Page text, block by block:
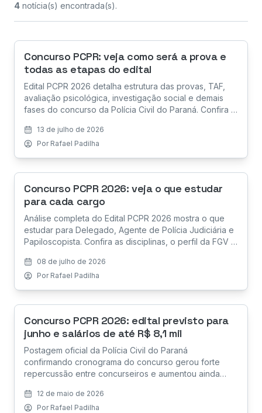
4 notícia(s) encontrada(s).
Concurso PCPR: veja como será a prova e
todas as etapas do edital
Edital PCPR 2026 detalha estrutura das provas, TAF,
avaliação psicológica, investigação social e demais
fases do concurso da Polícia Civil do Paraná. Confira a
13 de julho de 2026
Por Rafael Padilha
Concurso PCPR 2026: veja o que estudar
para cada cargo
Análise completa do Edital PCPR 2026 mostra o que
estudar para Delegado, Agente de Polícia Judiciária e
Papiloscopista. Confira as disciplinas, o perfil da FGV e
08 de julho de 2026
Por Rafael Padilha
Concurso PCPR 2026: edital previsto para
junho e salários de até R$ 8,1 mil
Postagem oficial da Polícia Civil do Paraná
confirmando cronograma do concurso gerou forte
repercussão entre concurseiros e aumentou ainda
FGV12 de maio de 2026
Por Rafael Padilha